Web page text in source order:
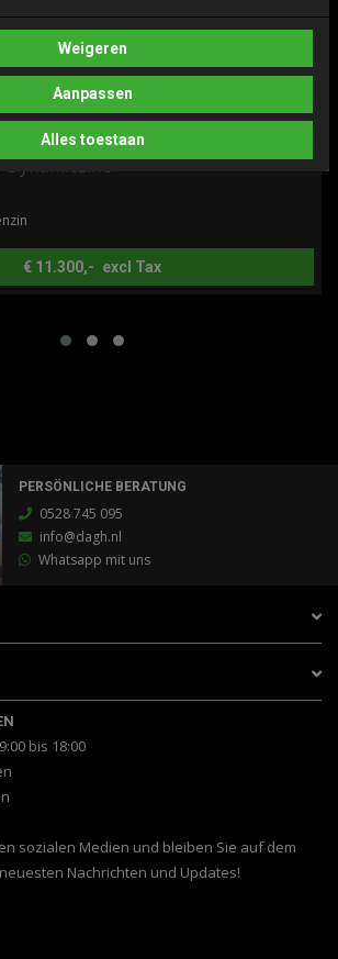
DynamicLine
€ 11.300,- excl Tax
PERSÖNLICHE BERATUNG
0528 745 095
info@dagh.nl
Whatsapp mit uns
bis 18:00
sozialen Medien und bleiben Sie auf dem
Nachrichten und Updates!
Weigeren
Aanpassen
Alles toestaan